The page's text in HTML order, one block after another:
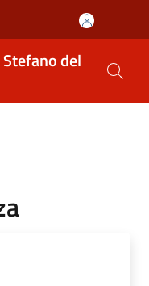
del